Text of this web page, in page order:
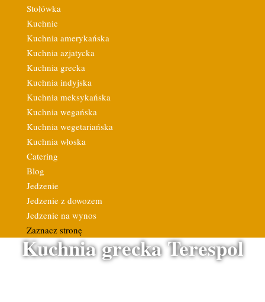
Stołówka
Kuchnie
Kuchnia amerykańska
Kuchnia azjatycka
Kuchnia grecka
Kuchnia indyjska
Kuchnia meksykańska
Kuchnia wegańska
Kuchnia wegetariańska
Kuchnia włoska
Catering
Blog
Jedzenie
Jedzenie z dowozem
Jedzenie na wynos
Zaznacz stronę
Kuchnia grecka Terespol